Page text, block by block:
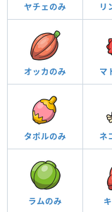
ヤチェのみ リ
オッカのみ マ
タポルのみ ネ
ラムのみ